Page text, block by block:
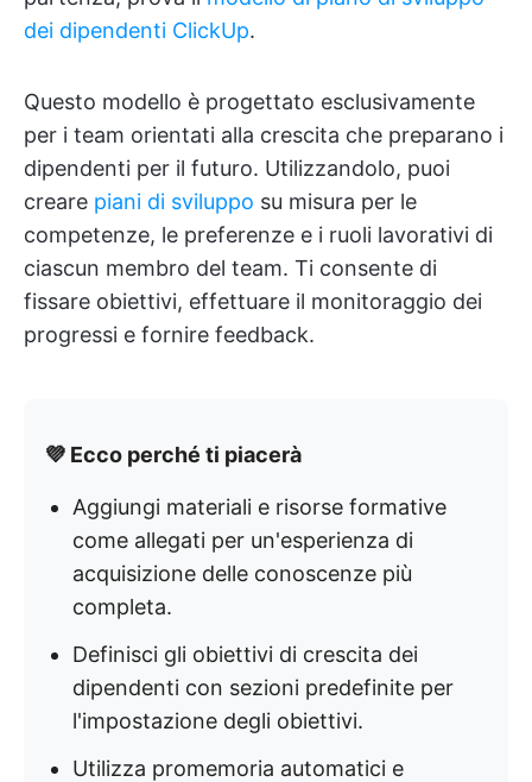
dei dipendenti ClickUp.
Questo modello è progettato esclusivamente
per i team orientati alla crescita che preparano i
dipendenti per il futuro. Utilizzandolo, puoi
creare piani di sviluppo su misura per le
competenze, le preferenze e i ruoli lavorativi di
ciascun membro del team. Ti consente di
fissare obiettivi, effettuare il monitoraggio dei
progressi e fornire feedback.
💜 Ecco perché ti piacerà
Aggiungi materiali e risorse formative
come allegati per un'esperienza di
acquisizione delle conoscenze più
completa.
Definisci gli obiettivi di crescita dei
dipendenti con sezioni predefinite per
l'impostazione degli obiettivi.
Utilizza promemoria automatici e